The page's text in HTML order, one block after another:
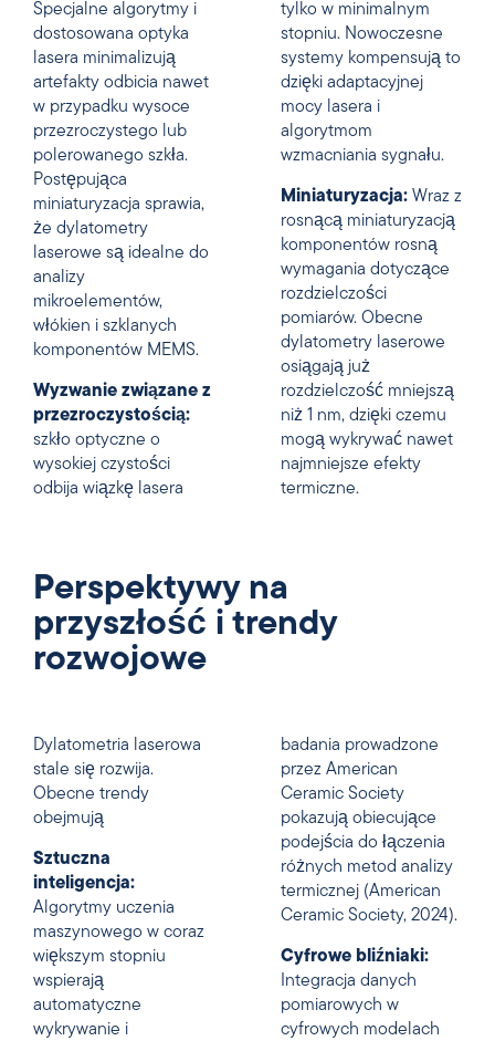
Specjalne algorytmy i
dostosowana optyka
lasera minimalizują
artefakty odbicia nawet
w przypadku wysoce
przezroczystego lub
polerowanego szkła.
Postępująca
miniaturyzacja sprawia,
że dylatometry
laserowe są idealne do
analizy
mikroelementów,
włókien i szklanych
komponentów MEMS.
Wyzwanie związane z
przezroczystością:
szkło optyczne o
wysokiej czystości
odbija wiązkę lasera
tylko w minimalnym
stopniu. Nowoczesne
systemy kompensują to
dzięki adaptacyjnej
mocy lasera i
algorytmom
wzmacniania sygnału.
Miniaturyzacja: Wraz z
rosnącą miniaturyzacją
komponentów rosną
wymagania dotyczące
rozdzielczości
pomiarów. Obecne
dylatometry laserowe
osiągają już
rozdzielczość mniejszą
niż 1 nm, dzięki czemu
mogą wykrywać nawet
najmniejsze efekty
termiczne.
Perspektywy na
przyszłość i trendy
rozwojowe
Dylatometria laserowa
stale się rozwija.
Obecne trendy
obejmują
Sztuczna
inteligencja:
Algorytmy uczenia
maszynowego w coraz
większym stopniu
wspierają
automatyczne
wykrywanie i
badania prowadzone
przez American
Ceramic Society
pokazują obiecujące
podejścia do łączenia
różnych metod analizy
termicznej (American
Ceramic Society, 2024).
Cyfrowe bliźniaki:
Integracja danych
pomiarowych w
cyfrowych modelach